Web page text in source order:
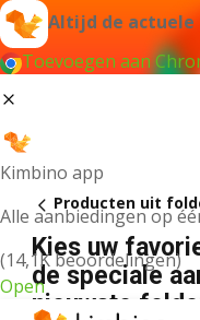
Altijd de actuele
Toevoegen aan
Kimbino app
Alle aanbiedingen op
(14,1K beoordelingen)
Open
Producten uit
Kies uw
de speciale
nieuwste